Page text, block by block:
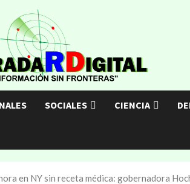
SOCIALES CIENCIA
en NY sin receta médica: gobernadora